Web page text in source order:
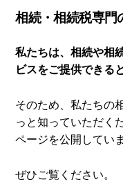
相続・相続税専門
私たちは、相続や相
ビスをご提供できる
そのため、私たちの
っと知っていただく
ページを公開していま
ぜひご覧ください。